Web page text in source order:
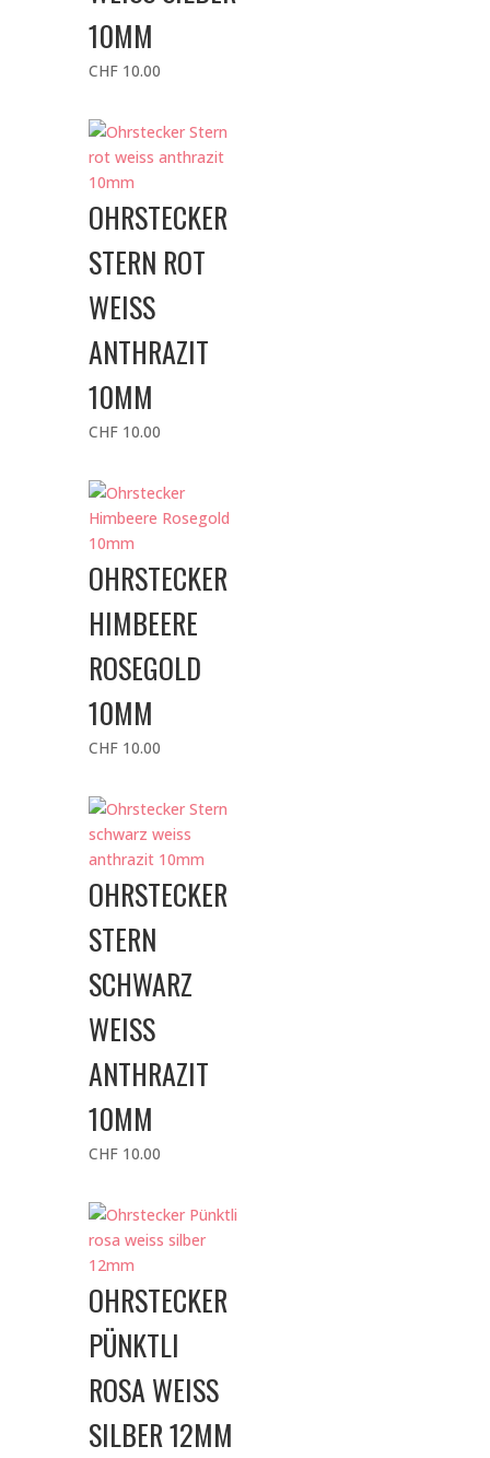
10MM
CHF10.00
OHRSTECKER
STERN ROT
WEISS
ANTHRAZIT
10MM
CHF10.00
OHRSTECKER
HIMBEERE
ROSEGOLD
10MM
CHF10.00
OHRSTECKER
STERN
SCHWARZ
WEISS
ANTHRAZIT
10MM
CHF10.00
OHRSTECKER
PÜNKTLI
ROSA WEISS
SILBER 12MM